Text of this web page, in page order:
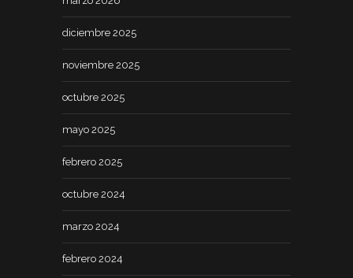
diciembre 2025
noviembre 2025
octubre 2025
mayo 2025
febrero 2025
octubre 2024
marzo 2024
febrero 2024